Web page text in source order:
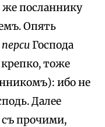
посланнику
Опять
Господа
крепко, тоже
ибо не
Далее
прочими,